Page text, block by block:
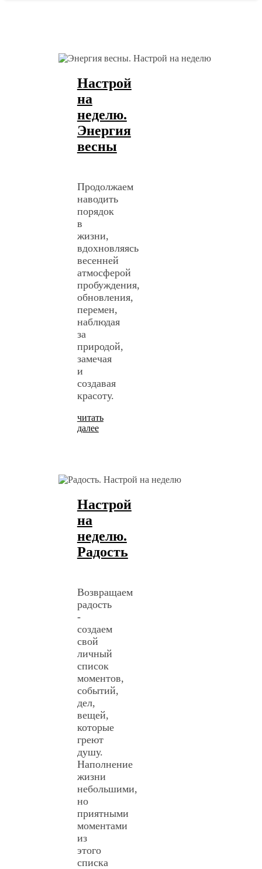
Настрой
на
неделю.
Энергия
весны
Продолжаем
наводить
порядок
в
жизни,
вдохновляясь
весенней
атмосферой
пробуждения,
обновления,
перемен,
наблюдая
за
природой,
замечая
и
создавая
красоту.
читать
далее
Настрой
на
неделю.
Радость
Возвращаем
радость
-
создаем
свой
личный
список
моментов,
событий,
дел,
вещей,
которые
греют
душу.
Наполнение
жизни
небольшими,
но
приятными
моментами
из
этого
списка